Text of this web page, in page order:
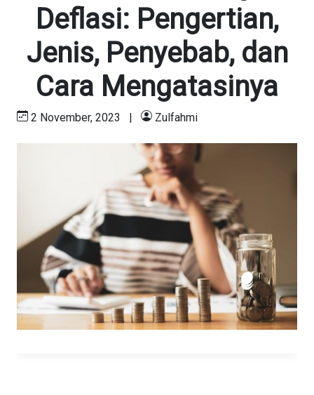
Deflasi: Pengertian,
Jenis, Penyebab, dan
Cara Mengatasinya
2 November, 2023 | Zulfahmi